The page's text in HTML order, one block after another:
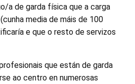
a de garda física que a carga
media de máis de 100
e que o resto de servizos
que están de garda
ao centro en numerosas